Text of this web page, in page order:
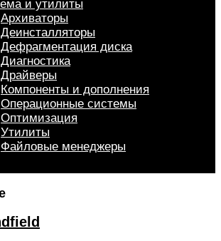
и утилиты
Архиваторы
Деинсталляторы
Дефрагментация диска
Диагностика
Драйверы
Компоненты и дополнения
Операционные системы
Оптимизация
Утилиты
Файловые менеджеры